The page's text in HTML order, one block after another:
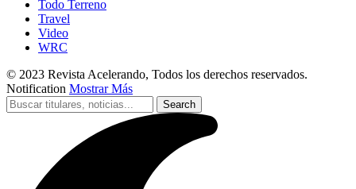
Todo Terreno
Travel
Video
WRC
© 2023 Revista Acelerando, Todos los derechos reservados.
Notification Mostrar Más